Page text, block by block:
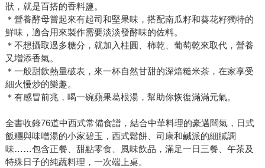
全超乎你的想像！不僅吃得更健康，更拓展了飲食另一種全
新趣味及感官饗宴。《極簡純蔬者的無麩質餐桌：一鍋到底
X30分鐘X10項食材，雜食者也熱愛的豐盈口感，改變你的餐
桌與生活！》 能想像Vengan蛋糕和甜點是什麼口感嗎？可
能會讓人聯想到全都是蔬菜的甜點，令人有些卻步，但請別
擔心，還好有這麼一批人為了愛吃甜點的我們設計了這樣的
甜食，不僅不使用動物性的食材，取而代之的是自然健康的
成代蛋粉、無人造鮮奶油、無香精、無化學添加，愛自己的
同時，也能夠愛地球。最近接連著出版了:《甜素烘焙實驗
室：Vegan的創意純素蛋糕》、《百萬訂閱YouTuber的最受
狀，就是百搭的香料鹽。
＊營養酵母嘗起來有起司和堅果味，搭配南瓜籽和葵花籽獨特的
鮮味，適合用來製作需要淡淡發酵味的佐料。
＊不想攝取過多糖分，就加入桂圓、柿乾、葡萄乾來取代，營養
又增添香氣。
＊一般甜飲熱量破表，來一杯自然甘甜的深焙糙米茶，在家享受
細火慢炒的樂趣。
＊有感冒前兆，喝一碗蘋果葛根湯，幫助你恢復滿滿元氣。
全書收錄76道中西式常備食譜，結合中華料理的豪邁闊氣，日式
飯糰與味噌湯的小家碧玉，西式鬆餅、司康和鹹派的細膩調
味……包含正餐、甜點零食、風味飲品，滿足一日三餐、午茶及
特殊日子的純蔬料理，一次端上桌。